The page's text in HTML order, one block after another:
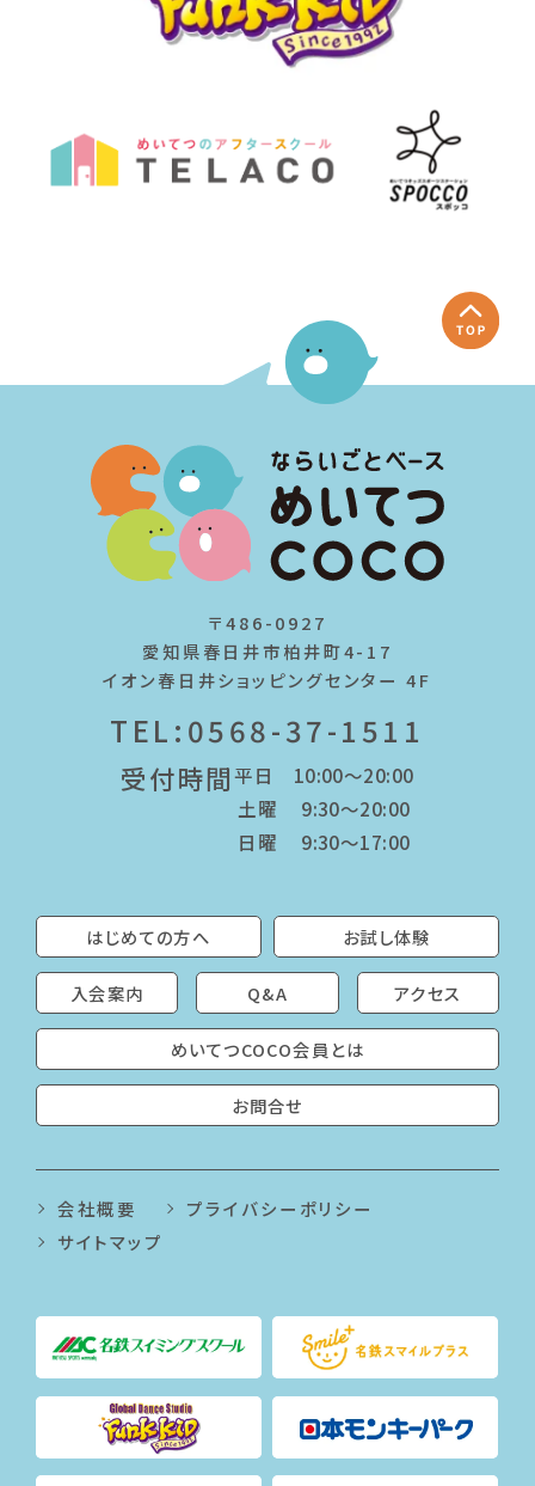
〒486-0927
愛知県春日井市柏井町4-17
イオン春日井ショッピングセンター 4F
TEL:0568-37-1511
受付時間平日 10:00～20:00
土曜 9:30～20:00
日曜 9:30～17:00
はじめての方へ お試し体験
入会案内 Q&A アクセス
めいてつCOCO会員とは
お問合せ
会社概要
プライバシーポリシー
サイトマップ